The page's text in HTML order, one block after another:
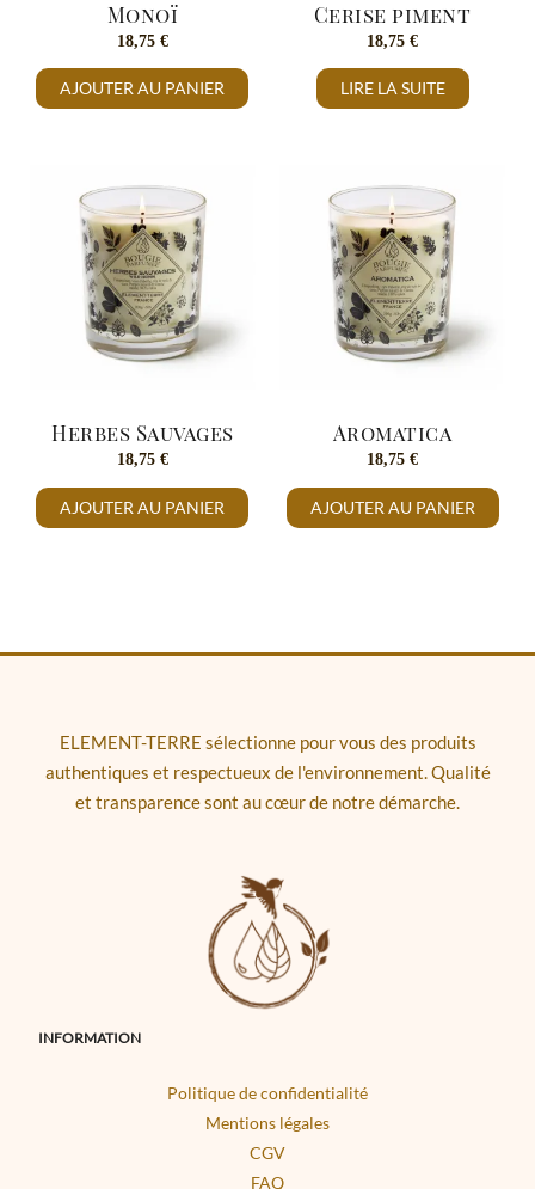
Monoï
18,75 €
AJOUTER AU PANIER
Cerise piment
18,75€
LIRE LA SUITE
Herbes Sauvages
18,75 €
AJOUTER AU PANIER
Aromatica
18,75€
AJOUTER AU PANIER
ELEMENT-TERRE sélectionne pour vous des produits
authentiques et respectueux de l'environnement. Qualité
et transparence sont au cœur de notre démarche.
INFORMATION
Politique de confidentialité
Mentions légales
CGV
FAQ